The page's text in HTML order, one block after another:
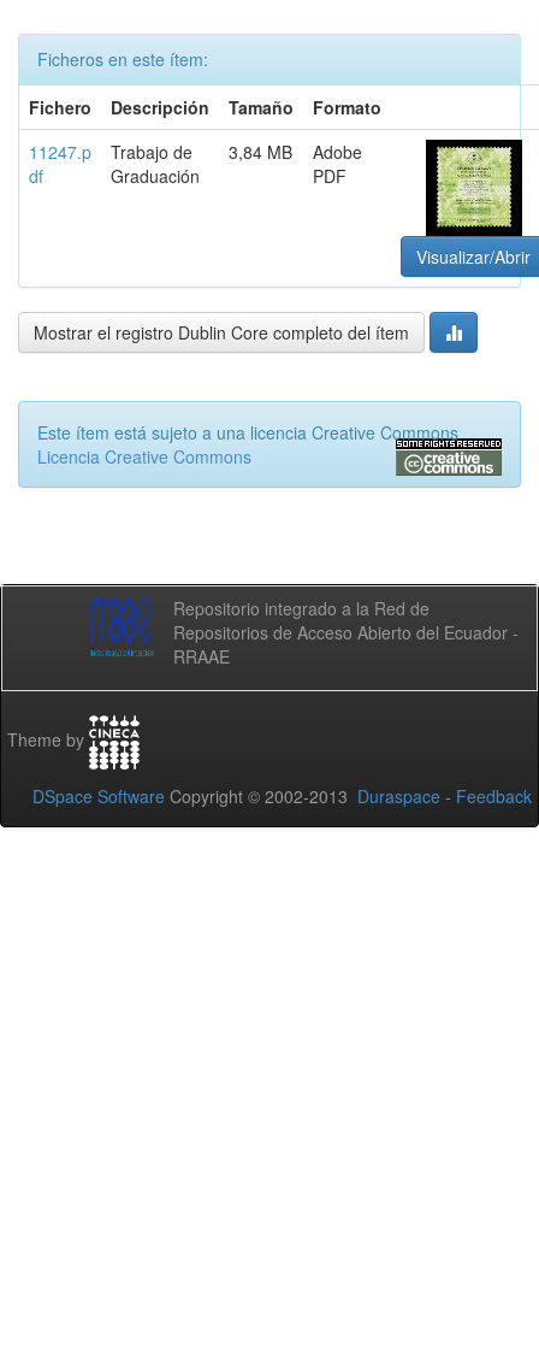
Ficheros en este ítem:
Fichero
Descripción Tamaño
Formato
11247.p
df
Trabajo de
Graduación
3,84 MB
Adobe
PDF
Visualizar/Abrir
Mostrar el registro Dublin Core completo del ítem
Este ítem está sujeto a una licencia Creative Commons
Licencia Creative Commons
Repositorio integrado a la Red de
Repositorios de Acceso Abierto del Ecuador -
RRAAE
Theme by
DSpace Software Copyright © 2002-2013 Duraspace - Feedback